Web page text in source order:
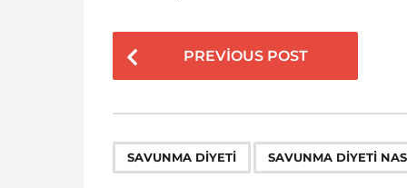
t
P
a
PREVIOUS POST
SAVUNMA DIYETI SAVUNMA DIYETI